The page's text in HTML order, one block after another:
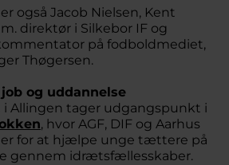
også Jacob Nielsen, Kent
direktør i Silkebor IF og
på fodboldmediet,
Thøgersen.
og uddannelse
i Allingen tager udgangspunkt i
, hvor AGF, DIF og Aarhus
for at hjælpe unge tættere på
gennem idrætsfællesskaber.